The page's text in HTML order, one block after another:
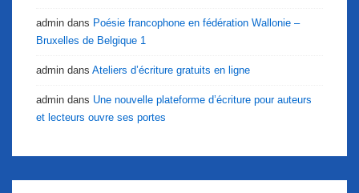
admin dans Poésie francophone en fédération Wallonie –
Bruxelles de Belgique 1
admin dans Ateliers d’écriture gratuits en ligne
admin dans Une nouvelle plateforme d’écriture pour auteurs
et lecteurs ouvre ses portes